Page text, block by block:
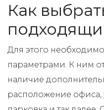
Как
Для этого
параметрами. К ним
наличие
расположение